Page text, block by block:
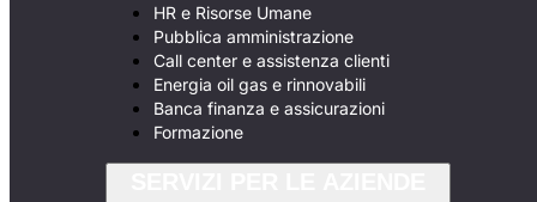
HR e Risorse Umane
Pubblica amministrazione
Call center e assistenza clienti
Energia oil gas e rinnovabili
Banca finanza e assicurazioni
Formazione